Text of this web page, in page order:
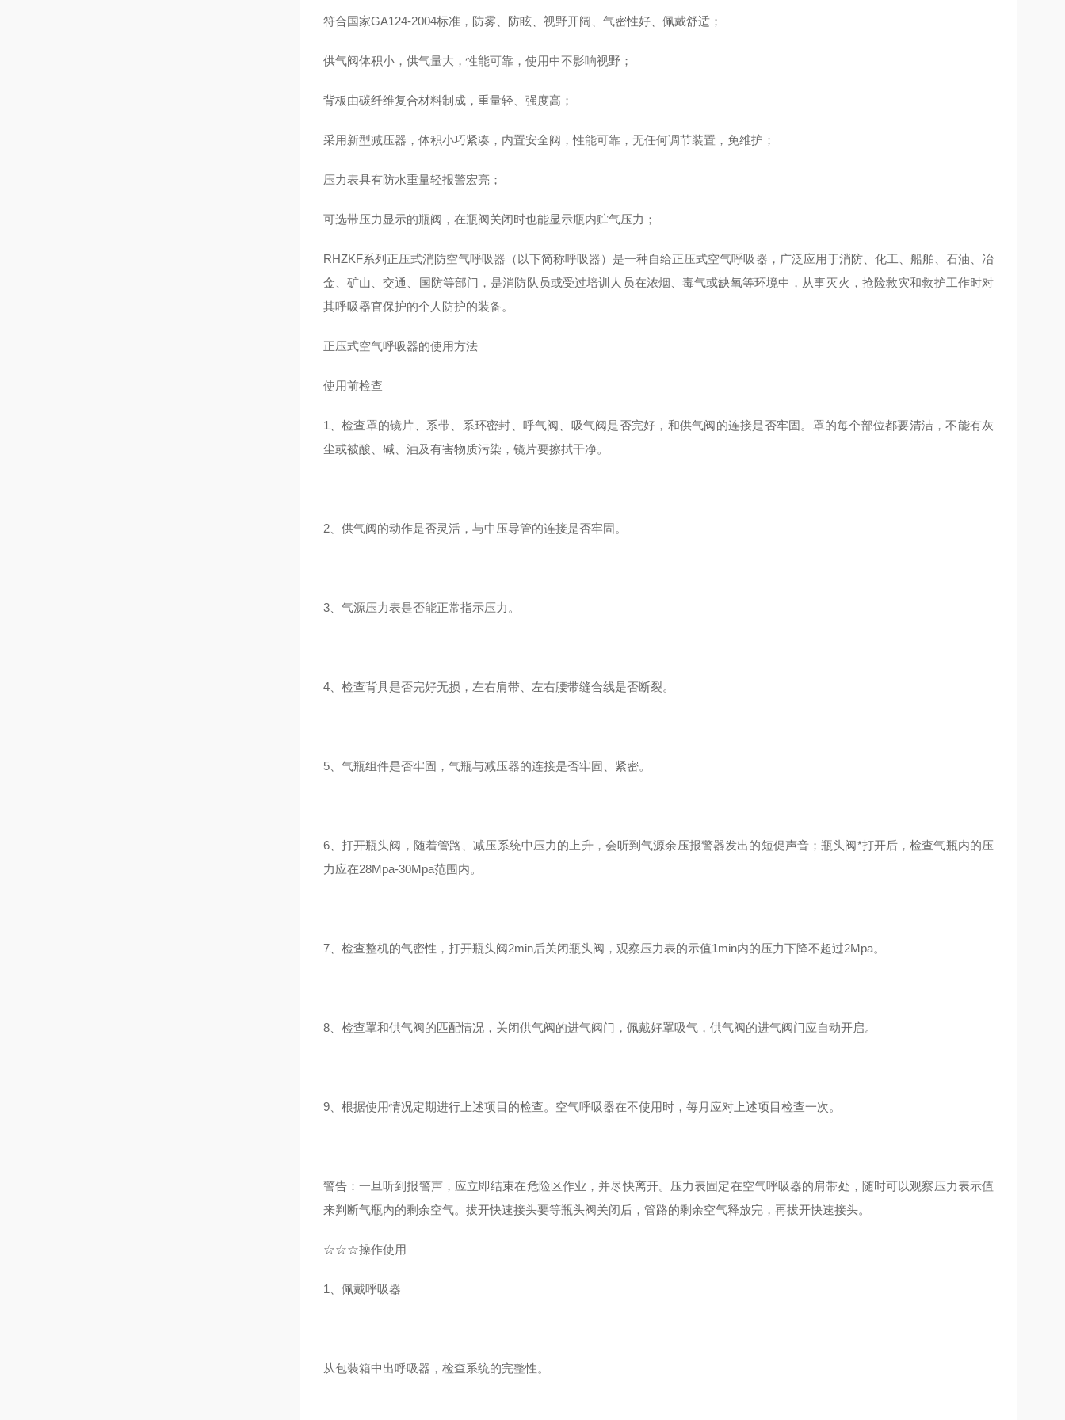
符合国家GA124-2004标准，防雾、防眩、视野开阔、气密性好、佩戴舒适；
供气阀体积小，供气量大，性能可靠，使用中不影响视野；
背板由碳纤维复合材料制成，重量轻、强度高；
采用新型减压器，体积小巧紧凑，内置安全阀，性能可靠，无任何调节装置，免维护；
压力表具有防水重量轻报警宏亮；
可选带压力显示的瓶阀，在瓶阀关闭时也能显示瓶内贮气压力；
RHZKF系列正压式消防空气呼吸器（以下简称呼吸器）是一种自给正压式空气呼吸器，广泛应用于消防、化工、船舶、石油、冶
金、矿山、交通、国防等部门，是消防队员或受过培训人员在浓烟、毒气或缺氧等环境中，从事灭火，抢险救灾和救护工作时对
其呼吸器官保护的个人防护的装备。
正压式空气呼吸器的使用方法
使用前检查
1、检查罩的镜片、系带、系环密封、呼气阀、吸气阀是否完好，和供气阀的连接是否牢固。罩的每个部位都要清洁，不能有灰
尘或被酸、碱、油及有害物质污染，镜片要擦拭干净。
2、供气阀的动作是否灵活，与中压导管的连接是否牢固。
3、气源压力表是否能正常指示压力。
4、检查背具是否完好无损，左右肩带、左右腰带缝合线是否断裂。
5、气瓶组件是否牢固，气瓶与减压器的连接是否牢固、紧密。
6、打开瓶头阀，随着管路、减压系统中压力的上升，会听到气源余压报警器发出的短促声音；瓶头阀*打开后，检查气瓶内的压
力应在28Mpa-30Mpa范围内。
7、检查整机的气密性，打开瓶头阀2min后关闭瓶头阀，观察压力表的示值1min内的压力下降不超过2Mpa。
8、检查罩和供气阀的匹配情况，关闭供气阀的进气阀门，佩戴好罩吸气，供气阀的进气阀门应自动开启。
9、根据使用情况定期进行上述项目的检查。空气呼吸器在不使用时，每月应对上述项目检查一次。
警告：一旦听到报警声，应立即结束在危险区作业，并尽快离开。压力表固定在空气呼吸器的肩带处，随时可以观察压力表示值
来判断气瓶内的剩余空气。拔开快速接头要等瓶头阀关闭后，管路的剩余空气释放完，再拔开快速接头。
☆☆☆操作使用
1、佩戴呼吸器
从包装箱中出呼吸器，检查系统的完整性。